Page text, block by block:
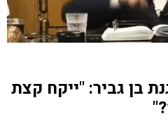
בן גביר: "ייקח קצת